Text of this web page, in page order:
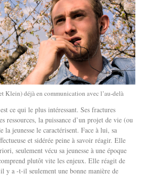
Klein) déjà en communication avec l’au-delà
ce qui le plus intéressant. Ses fractures
ressources, la puissance d’un projet de vie (ou
la jeunesse le caractérisent. Face à lui, sa
et sidérée peine à savoir réagir. Elle
seulement vécu sa jeunesse à une époque
plutôt vite les enjeux. Elle réagit de
y a -t-il seulement une bonne manière de